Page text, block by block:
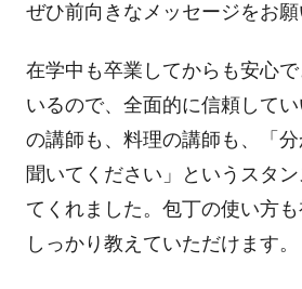
ぜひ前向きなメッセージをお願
在学中も卒業してからも安心
いるので、全面的に信頼して
の講師も、料理の講師も、「
聞いてください」というスタ
てくれました。包丁の使い方
しっかり教えていただけます。